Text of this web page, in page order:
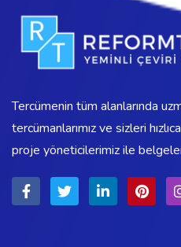
Tercümenin tüm alanlarında
tercümanlarımız ve sizleri
proje yöneticilerimiz ile